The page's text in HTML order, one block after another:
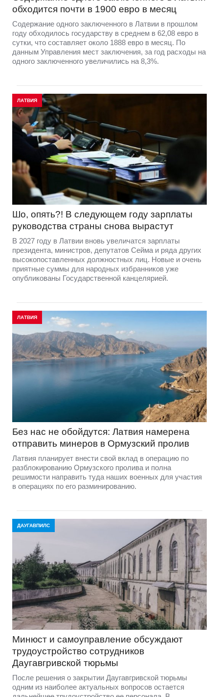
обходится почти в 1900 евро в месяц
Содержание одного заключенного в Латвии в прошлом
году обходилось государству в среднем в 62,08 евро в
сутки, что составляет около 1888 евро в месяц. По
данным Управления мест заключения, за год расходы на
одного заключенного увеличились на 8,3%.
ЛАТВИЯ
Шо, опять?! В следующем году зарплаты
руководства страны снова вырастут
В 2027 году в Латвии вновь увеличатся зарплаты
президента, министров, депутатов Сейма и ряда других
высокопоставленных должностных лиц. Новые и очень
приятные суммы для народных избранников уже
опубликованы Государственной канцелярией.
ЛАТВИЯ
Без нас не обойдутся: Латвия намерена
отправить минеров в Ормузский пролив
Латвия планирует внести свой вклад в операцию по
разблокированию Ормузского пролива и полна
решимости направить туда наших военных для участия
в операциях по его разминированию.
ДАУГАВПИЛС
Минюст и самоуправление обсуждают
трудоустройство сотрудников
Даугавгривской тюрьмы
После решения о закрытии Даугавгривской тюрьмы
одним из наиболее актуальных вопросов остается